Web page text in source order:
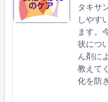
タキサ
しやす
ます。
状につ
ん剤に
教えて
化を防